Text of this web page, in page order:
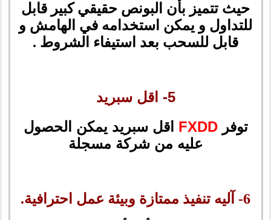
حيث تتميز بأن البونص حقيقي كبير قابل
للتداول و يمكن استخدامه في الهامش و
قابل للسحب بعد استيفاء الشروط .
5- اقل سبريد
توفرFXDD اقل سبريد يمكن الحصول
عليه من شركة مسجلة
6- آليه تنفيذ ممتازة وبيئة عمل احترافية.